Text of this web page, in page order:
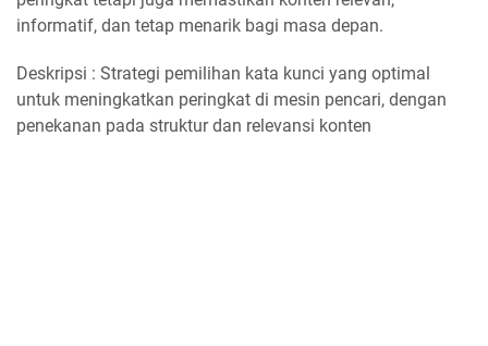
informatif, dan tetap menarik bagi masa depan.
Deskripsi : Strategi pemilihan kata kunci yang optimal
untuk meningkatkan peringkat di mesin pencari, dengan
penekanan pada struktur dan relevansi konten